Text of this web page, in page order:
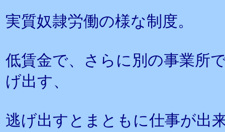
実質奴隷労働の様な制度。
低賃金で、さらに別の事業所
げ出す、
逃げ出すとまともに仕事が出